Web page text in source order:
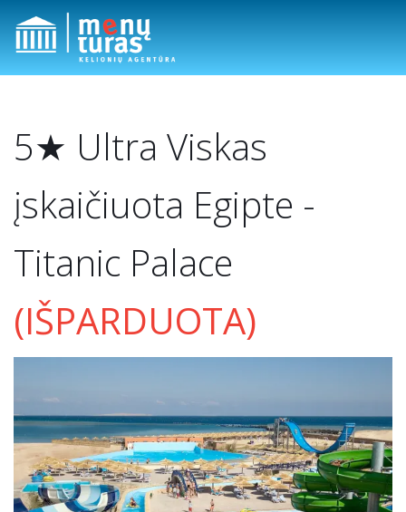
5★ Ultra Viskas
įskaičiuota Egipte -
Titanic Palace
(IŠPARDUOTA)